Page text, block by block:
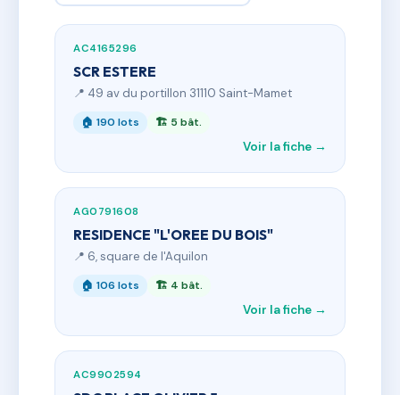
AC4165296
SCR ESTERE
📍 49 av du portillon 31110 Saint-Mamet
🏠 190 lots 🏗 5 bât.
Voir la fiche →
AG0791608
RESIDENCE "L'OREE DU BOIS"
📍 6, square de l'Aquilon
🏠 106 lots 🏗 4 bât.
Voir la fiche →
AC9902594